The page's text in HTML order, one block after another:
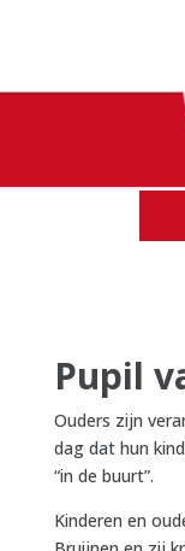
Pupil
Ouders zijn
dag dat hun
“in de buurt”.
Kinderen en